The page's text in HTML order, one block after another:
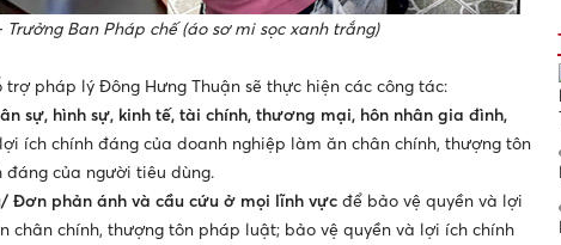
Ban Pháp chế (áo sơ mi sọc xanh trắng)
pháp lý Đông Hưng Thuận sẽ thực hiện các công tác:
sự, hình sự, kinh tế, tài chính, thương mại, hôn nhân gia đình,
ích chính đáng của doanh nghiệp làm ăn chân chính, thượng tôn
của người tiêu dùng.
Đơn phản ánh và cầu cứu ở mọi lĩnh vực để bảo vệ quyền và lợi
chân chính, thượng tôn pháp luật; bảo vệ quyền và lợi ích chính